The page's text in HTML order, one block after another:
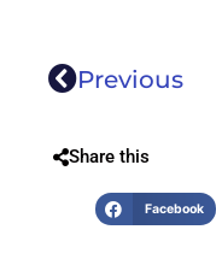
Previous
Share this
Facebook